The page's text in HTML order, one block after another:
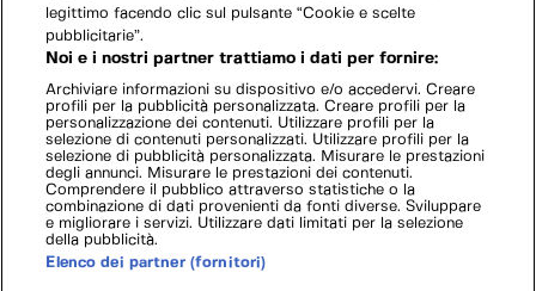
legittimo facendo clic sul pulsante “Cookie e scelte
pubblicitarie”.
Noi e i nostri partner trattiamo i dati per fornire:
Archiviare informazioni su dispositivo e/o accedervi. Creare
profili per la pubblicità personalizzata. Creare profili per la
personalizzazione dei contenuti. Utilizzare profili per la
selezione di contenuti personalizzati. Utilizzare profili per la
selezione di pubblicità personalizzata. Misurare le prestazioni
degli annunci. Misurare le prestazioni dei contenuti.
Comprendere il pubblico attraverso statistiche o la
combinazione di dati provenienti da fonti diverse. Sviluppare
e migliorare i servizi. Utilizzare dati limitati per la selezione
della pubblicità.
Elenco dei partner (fornitori)